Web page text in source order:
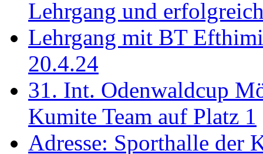
Lehrgang und
Lehrgang mit BT
20.4.24
31. Int. Odenwaldcup
Kumite Team auf Platz 1
Adresse: Sporthalle der